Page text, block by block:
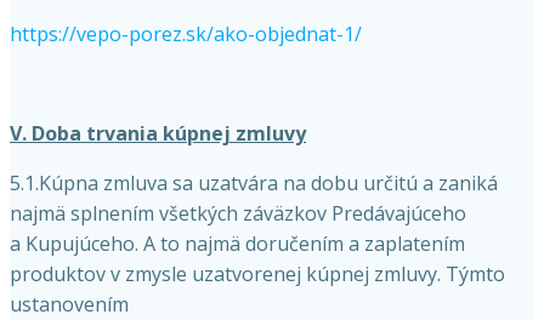
https://vepo-porez.sk/ako-objednat-1/
V. Doba trvania kúpnej zmluvy
5.1.Kúpna zmluva sa uzatvára na dobu určitú a zaniká
najmä splnením všetkých záväzkov Predávajúceho
a Kupujúceho. A to najmä doručením a zaplatením
produktov v zmysle uzatvorenej kúpnej zmluvy. Týmto
ustanovením